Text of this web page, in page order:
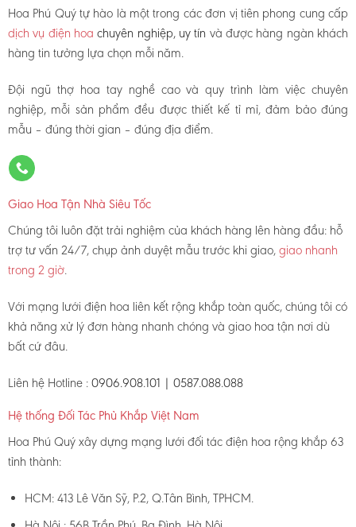
Hoa Phú Quý tự hào là một trong các đơn vị tiên phong cung cấp
dịch vụ điện hoachuyên nghiệp, uy tín và được hàng ngàn khách
hàng tin tưởng lựa chọn mỗi năm.
Đội ngũ thợ hoa tay nghề cao và quy trình làm việc chuyên
nghiệp, mỗi sản phẩm đều được thiết kế tỉ mỉ, đảm bảo đúng
mẫu – đúng thời gian – đúng địa điểm.
Giao Hoa Tận Nhà Siêu Tốc
Chúng tôi luôn đặt trải nghiệm của khách hàng lên hàng đầu: hỗ
trợ tư vấn 24/7, chụp ảnh duyệt mẫu trước khi giao,giao nhanh
trong 2 giờ.
Với mạng lưới điện hoa liên kết rộng khắp toàn quốc, chúng tôi có
khả năng xử lý đơn hàng nhanh chóng và giao hoa tận nơi dù
bất cứ đâu.
Liên hệ Hotline : 0906.908.101 | 0587.088.088
Hệ thống Đối Tác Phủ Khắp Việt Nam
Hoa Phú Quý xây dựng mạng lưới đối tác điện hoa rộng khắp 63
tỉnh thành:
HCM: 413 Lê Văn Sỹ, P.2, Q.Tân Bình, TPHCM.